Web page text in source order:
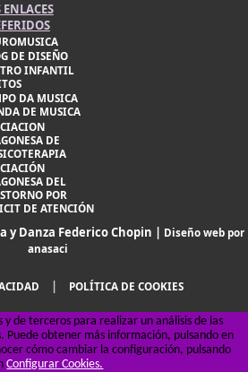
DE DISEÑO
INFANTIL
DA MUSICA
DE MUSICA
DE
DEL
POR
DE ATENCIÓN
y Danza Federico Chopin | Diseño web por
anasaci
POLÍTICA DE COOKIES
y de terceros para realizar un análisis de las
Puede obtener más información, pulsando en
cómo cambiar la configuración, pulsando
Configurar Cookies.